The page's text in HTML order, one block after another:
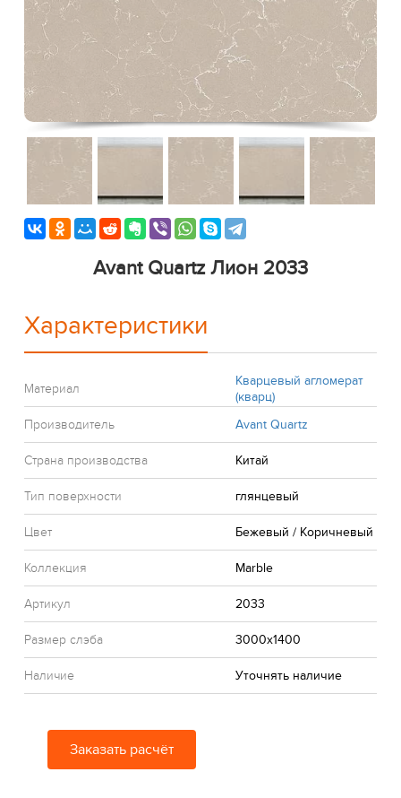
Avant Quartz Лион 2033
Характеристики
Материал
Кварцевый агломерат
(кварц)
Производитель
Avant Quartz
Страна производства Китай
Тип поверхности глянцевый
Цвет Бежевый / Коричневый
Коллекция Marble
Артикул 2033
Размер слэба 3000x1400
Наличие Уточнять наличие
Заказать расчёт